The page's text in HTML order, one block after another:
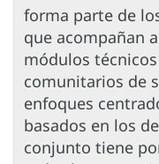
forma parte de
que acompañan
módulos
comunitarios de
enfoques
basados en los
conjunto tiene